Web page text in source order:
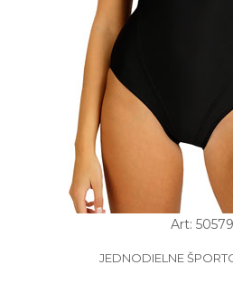
Art: 50579
JEDNODIELNE